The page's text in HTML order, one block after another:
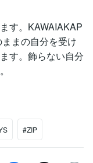
す。KAWAIAKAP
まの自分を受け
す。飾らない自分
#ZIP